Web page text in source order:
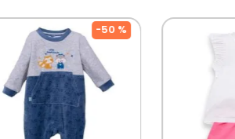
Usar Cloro/
Diseñado
Chilena
A Muchas
-50 %